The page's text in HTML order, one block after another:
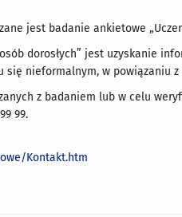
jest badanie ankietowe
dorosłych” jest uzyskanie
nieformalnym, w powiązaniu z
z badaniem lub w celu
99.
Kontakt.htm